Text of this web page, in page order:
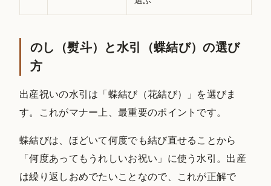
のし（熨斗）と水引（蝶結び）の選び
方
出産祝いの水引は「蝶結び（花結び）」を選びま
す。これがマナー上、最重要のポイントです。
蝶結びは、ほどいて何度でも結び直せることから
「何度あってもうれしいお祝い」に使う水引。出産
は繰り返しおめでたいことなので、これが正解で